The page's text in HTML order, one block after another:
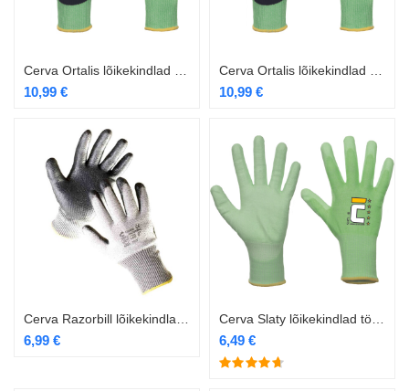
10,99 € 10,99 €
6,99 € 6,49 €